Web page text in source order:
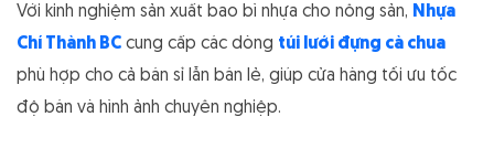
Với kinh nghiệm sản xuất bao bì nhựa cho nông sản, Nhựa
Chí Thành BC cung cấp các dòng túi lưới đựng cà chua
phù hợp cho cả bán sỉ lẫn bán lẻ, giúp cửa hàng tối ưu tốc
độ bán và hình ảnh chuyên nghiệp.